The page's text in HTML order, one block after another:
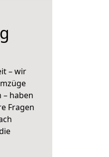
– wir
– haben
Fragen